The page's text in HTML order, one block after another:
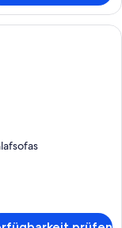
mit Bett,